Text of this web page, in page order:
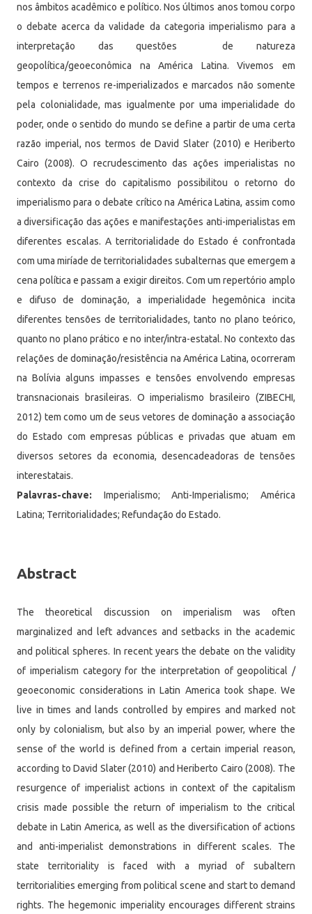
nos âmbitos acadêmico e político. Nos últimos anos tomou corpo
o debate acerca da validade da categoria imperialismo para a
interpretação das questões de natureza
geopolítica/geoeconômica na América Latina. Vivemos em
tempos e terrenos re-imperializados e marcados não somente
pela colonialidade, mas igualmente por uma imperialidade do
poder, onde o sentido do mundo se define a partir de uma certa
razão imperial, nos termos de David Slater (2010) e Heriberto
Cairo (2008). O recrudescimento das ações imperialistas no
contexto da crise do capitalismo possibilitou o retorno do
imperialismo para o debate crítico na América Latina, assim como
a diversificação das ações e manifestações anti-imperialistas em
diferentes escalas. A territorialidade do Estado é confrontada
com uma miríade de territorialidades subalternas que emergem a
cena política e passam a exigir direitos. Com um repertório amplo
e difuso de dominação, a imperialidade hegemônica incita
diferentes tensões de territorialidades, tanto no plano teórico,
quanto no plano prático e no inter/intra-estatal. No contexto das
relações de dominação/resistência na América Latina, ocorreram
na Bolívia alguns impasses e tensões envolvendo empresas
transnacionais brasileiras. O imperialismo brasileiro (ZIBECHI,
2012) tem como um de seus vetores de dominação a associação
do Estado com empresas públicas e privadas que atuam em
diversos setores da economia, desencadeadoras de tensões
interestatais.
Palavras-chave: Imperialismo; Anti-Imperialismo; América
Latina; Territorialidades; Refundação do Estado.
Abstract
The theoretical discussion on imperialism was often
marginalized and left advances and setbacks in the academic
and political spheres. In recent years the debate on the validity
of imperialism category for the interpretation of geopolitical /
geoeconomic considerations in Latin America took shape. We
live in times and lands controlled by empires and marked not
only by colonialism, but also by an imperial power, where the
sense of the world is defined from a certain imperial reason,
according to David Slater (2010) and Heriberto Cairo (2008). The
resurgence of imperialist actions in context of the capitalism
crisis made possible the return of imperialism to the critical
debate in Latin America, as well as the diversification of actions
and anti-imperialist demonstrations in different scales. The
state territoriality is faced with a myriad of subaltern
territorialities emerging from political scene and start to demand
rights. The hegemonic imperiality encourages different strains